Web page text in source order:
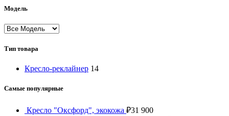
Модель
Тип товара
Кресло-реклайнер 14
Самые популярные
Кресло "Оксфорд", экокожа ₽31 900